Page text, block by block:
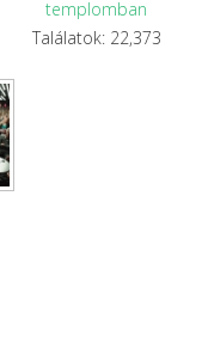
templomban
Találatok: 22,373